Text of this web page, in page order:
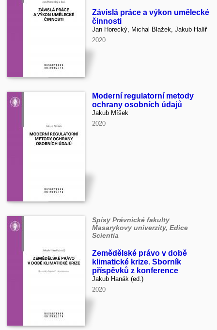
Závislá práce a výkon umělecké
činnosti
Jan Horecký, Michal Blažek, Jakub Halíř
2020
Moderní regulatorní metody
ochrany osobních údajů
Jakub Míšek
2020
Spisy Právnické fakulty
Masarykovy univerzity, Edice
Scientia
Zemědělské právo v době
klimatické krize. Sborník
příspěvků z konference
Jakub Hanák (ed.)
2020